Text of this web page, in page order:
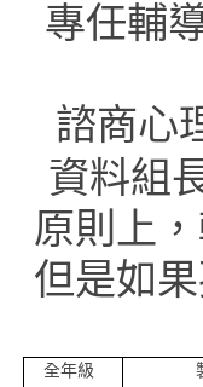
專任輔
蘇
諮商心
資料組
原則上
但是如
全年級